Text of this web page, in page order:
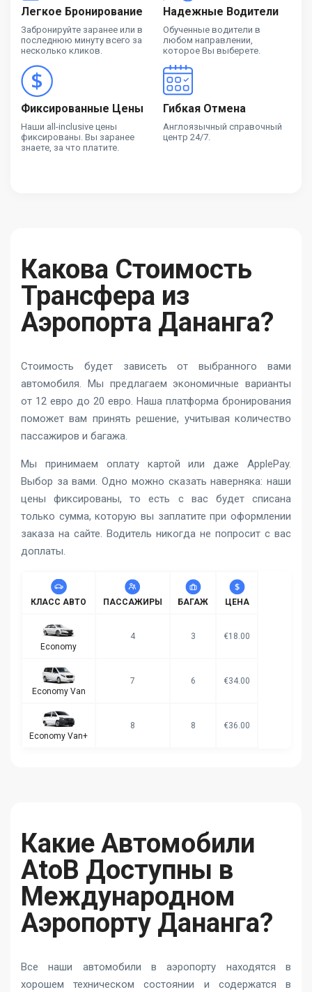
Легкое Бронирование
Забронируйте заранее или в
последнюю минуту всего за
несколько кликов.
Надежные Водители
Обученные водители в
любом направлении,
которое Вы выберете.
Фиксированные Цены
Наши all-inclusive цены
фиксированы. Вы заранее
знаете, за что платите.
Гибкая Отмена
Англоязычный справочный
центр 24/7.
Какова Стоимость
Трансфера из
Аэропорта Дананга?
Стоимость будет зависеть от выбранного вами
автомобиля. Мы предлагаем экономичные варианты
от 12 евро до 20 евро. Наша платформа бронирования
поможет вам принять решение, учитывая количество
пассажиров и багажа.
Мы принимаем оплату картой или даже ApplePay.
Выбор за вами. Одно можно сказать наверняка: наши
цены фиксированы, то есть с вас будет списана
только сумма, которую вы заплатите при оформлении
заказа на сайте. Водитель никогда не попросит с вас
доплаты.
КЛАСС АВТО ПАССАЖИРЫ БАГАЖ ЦЕНА
Economy
4 3 €18.00
Economy Van
7 6 €34.00
Economy Van+
8 8 €36.00
Какие Автомобили
AtoB Доступны в
Международном
Аэропорту Дананга?
Все наши автомобили в аэропорту находятся в
хорошем техническом состоянии и содержатся в